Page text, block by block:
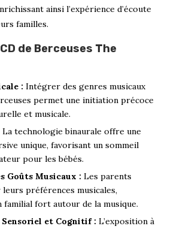
ainsi l’expérience d’écoute
familles.
de Berceuses The
: Intégrer des genres musicaux
permet une initiation précoce
et musicale.
La technologie binaurale offre une
unique, favorisant un sommeil
pour les bébés.
Goûts Musicaux : Les parents
préférences musicales,
familial fort autour de la musique.
et Cognitif : L’exposition à